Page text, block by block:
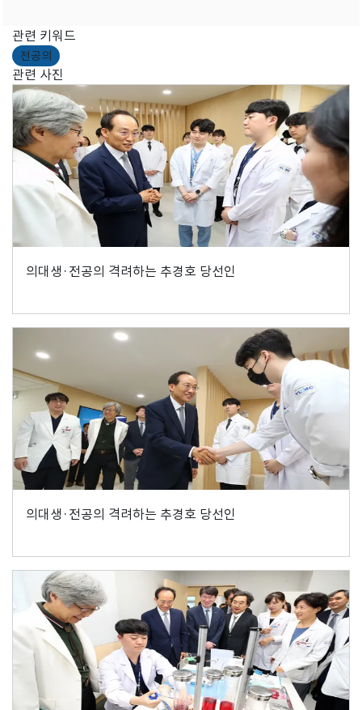
관련 키워드
전공의
관련 사진
의대생·전공의 격려하는 추경호 당선인
의대생·전공의 격려하는 추경호 당선인